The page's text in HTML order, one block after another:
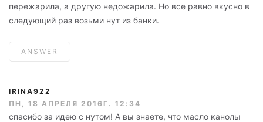
пережарила, а другую недожарила. Но все равно вкусно в
следующий раз возьми нут из банки.
ANSWER
IRINA922
ПН, 18 АПРЕЛЯ 2016Г. 12:34
спасибо за идею с нутом! А вы знаете, что масло канолы